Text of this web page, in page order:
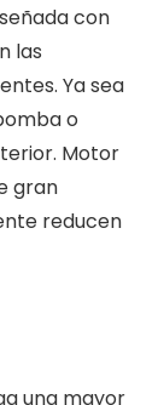
con
las
Ya sea
o
Motor
gran
reducen
una mayor